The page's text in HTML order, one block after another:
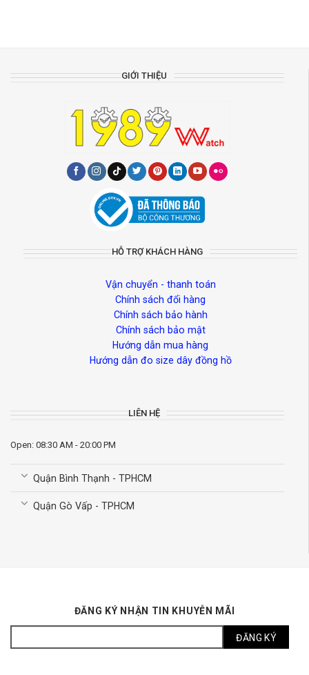
GIỚI THIỆU
HỖ TRỢ KHÁCH HÀNG
Vận chuyển - thanh toán
Chính sách đổi hàng
Chính sách bảo hành
Chính sách bảo mật
Hướng dẫn mua hàng
Hướng dẫn đo size dây đồng hồ
LIÊN HỆ
Open: 08:30 AM - 20:00 PM
Quận Bình Thạnh - TPHCM
Quận Gò Vấp - TPHCM
ĐĂNG KÝ NHẬN TIN KHUYỄN MÃI